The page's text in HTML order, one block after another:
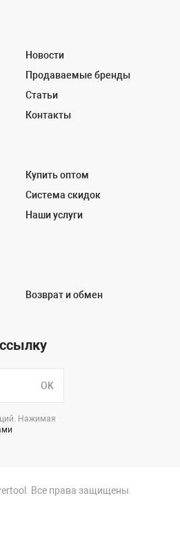
Новости
Продаваемые бренды
Статьи
Контакты
Купить оптом
Система скидок
Наши услуги
Возврат и обмен
OK
Нажимая
Все права защищены.